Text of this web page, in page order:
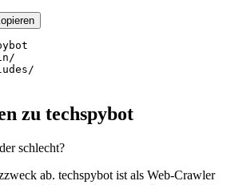
zu techspybot
schlecht?
ab. techspybot ist als Web-Crawler